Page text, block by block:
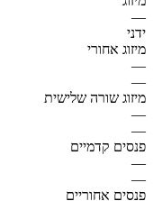
—
ידני
מיזוג אחורי
—
—
מיזוג שורה שלישית
—
—
פנסים קדמיים
—
—
פנסים אחוריים